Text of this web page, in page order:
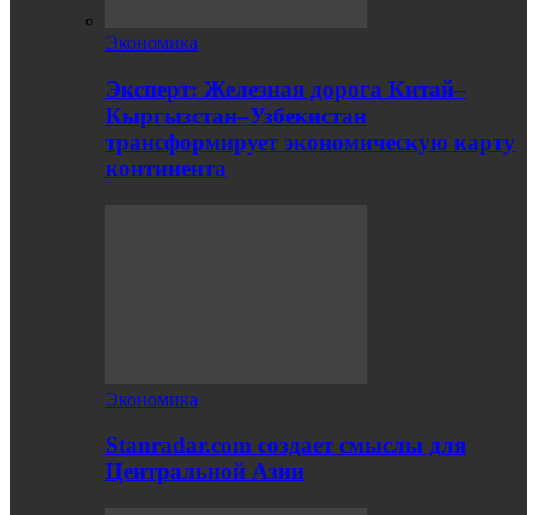
Экономика
Эксперт: Железная дорога Китай–
Кыргызстан–Узбекистан
трансформирует экономическую карту
континента
Экономика
Stanradar.com создает смыслы для
Центральной Азии